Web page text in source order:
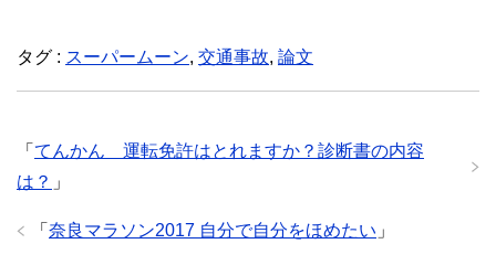
タグ : スーパームーン, 交通事故, 論文
「 てんかん 運転免許はとれますか？診断書の内容
は？ 」
「 奈良マラソン2017 自分で自分をほめたい 」